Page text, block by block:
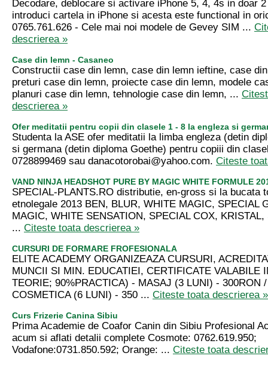
Decodare, deblocare si activare iPhone 5, 4, 4s in doar
introduci cartela in iPhone si acesta este functional in
0765.761.626 - Cele mai noi modele de Gevey SIM ...
descrierea »
Case din lemn - Casaneo
Constructii case din lemn, case din lemn ieftine, case
preturi case din lemn, proiecte case din lemn, modele
planuri case din lemn, tehnologie case din lemn, ...
descrierea »
Ofer meditatii pentru copii din clasele 1 - 8 la engleza si
Studenta la ASE ofer meditatii la limba engleza (detin
si germana (detin diploma Goethe) pentru copiii din
0728899469 sau danacotorobai@yahoo.com. Citeste
VAND NINJA HEADSHOT PURE BY MAGIC WHITE FORMULE
SPECIAL-PLANTS.RO distributie, en-gross si la bucata
etnolegale 2013 BEN, BLUR, WHITE MAGIC, SPECIAL
MAGIC, WHITE SENSATION, SPECIAL COX,
... Citeste toata descrierea »
CURSURI DE FORMARE FROFESIONALA
ELITE ACADEMY ORGANIZEAZA CURSURI,
MUNCII SI MIN. EDUCATIEI, CERTIFICATE VALABILE
TEORIE; 90%PRACTICA) - MASAJ (3 LUNI) - 300RON
COSMETICA (6 LUNI) - 350 ... Citeste toata descrierea »
Curs Frizerie Canina Sibiu
Prima Academie de Coafor Canin din Sibiu Profesional
acum si aflati detalii complete Cosmote: 0762.619.950;
Vodafone:0731.850.592; Orange: ... Citeste toata